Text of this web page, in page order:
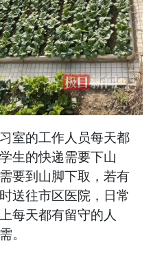
室的工作人员每天都
生的快递需要下山
要到山脚下取，若有
送往市区医院，日常
每天都有留守的人
。